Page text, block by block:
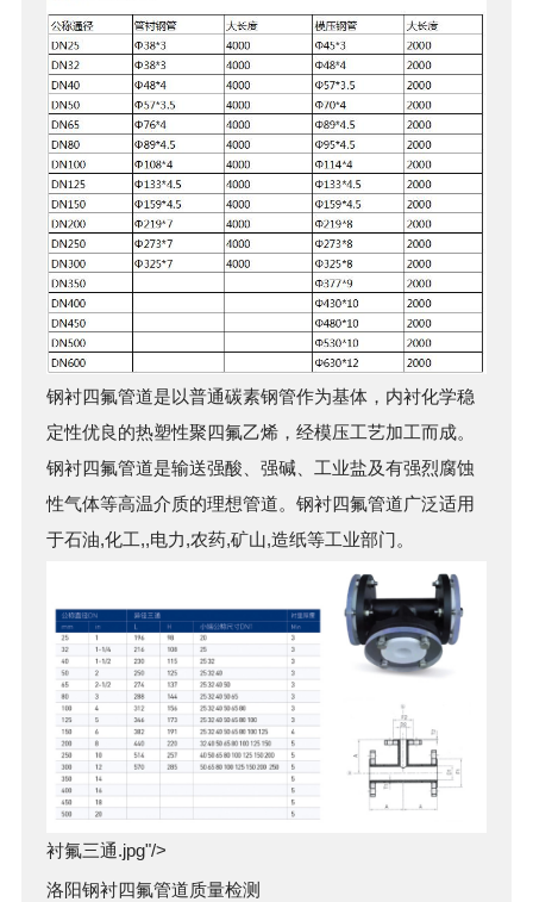
钢衬四氟管道是以普通碳素钢管作为基体，内衬化学稳
定性优良的热塑性聚四氟乙烯，经模压工艺加工而成。
钢衬四氟管道是输送强酸、强碱、工业盐及有强烈腐蚀
性气体等高温介质的理想管道。 钢衬四氟管道广泛适用
于石油,化工,,电力,农药,矿山,造纸等工业部门。
衬氟三通.jpg"/>
洛阳钢衬四氟管道质量检测